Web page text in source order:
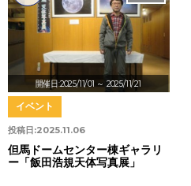
開催日:2025/11/01 ～ 2025/11/21
投稿日:2025.11.06
イベント
但馬ドームセンター棟ギャラリ
ー「飯田浩規天体写真展」